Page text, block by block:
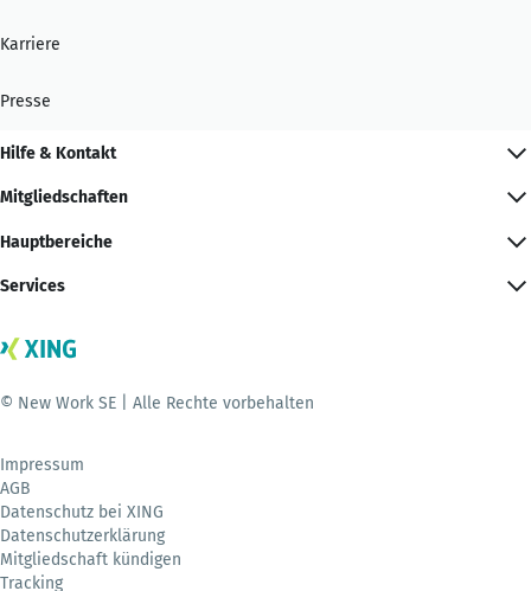
Karriere
Presse
Hilfe & Kontakt
Mitgliedschaften
Hauptbereiche
Services
© New Work SE | Alle Rechte vorbehalten
Impressum
AGB
Datenschutz bei XING
Datenschutzerklärung
Mitgliedschaft kündigen
Tracking